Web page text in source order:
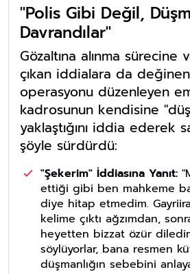
"Polis Gibi Değil,
Davrandılar"
Gözaltına alınma sürecine
çıkan iddialara da
operasyonu düzenleyen
kadrosunun kendisine
yaklaştığını iddia ederek
şöyle sürdürdü:
"Şekerim" İddiasına Yanıt:
ettiği gibi ben mahkeme
diye hitap etmedim.
kelime çıktı ağzımdan,
heyetten bizzat özür
söylüyorlar, bana resmen
düşmanlığın sebebini